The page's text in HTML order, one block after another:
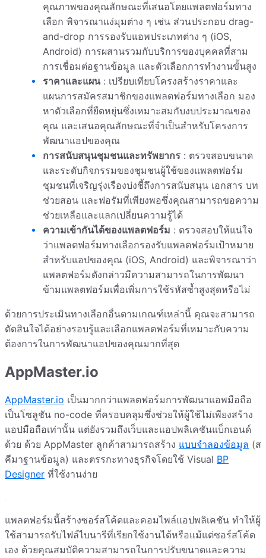
คุณภาพของคุณลักษณะที่เสนอโดยแพลตฟอร์มทาง
เลือก พิจารณาแง่มุมต่าง ๆ เช่น ส่วนประกอบ drag-
and-drop การรองรับแอพประเภทต่าง ๆ (iOS,
Android) การผสานรวมกับบริการของบุคคลที่สาม
การเชื่อมต่อฐานข้อมูล และตัวเลือกการทำงานขั้นสูง
ราคาและแผน: เปรียบเทียบโครงสร้างราคาและ
แผนการสมัครสมาชิกของแพลตฟอร์มทางเลือก มอง
หาตัวเลือกที่ยืดหยุ่นซึ่งเหมาะสมกับงบประมาณของ
คุณ และเสนอคุณลักษณะที่จำเป็นสำหรับโครงการ
พัฒนาแอปของคุณ
การสนับสนุนชุมชนและทรัพยากร : ตรวจสอบขนาด
และระดับกิจกรรมของชุมชนผู้ใช้ของแพลตฟอร์ม
ชุมชนที่เจริญรุ่งเรืองบ่งชี้ถึงการสนับสนุน เอกสาร บท
ช่วยสอน และฟอรัมที่เพียงพอซึ่งคุณสามารถขอความ
ช่วยเหลือและแลกเปลี่ยนความรู้ได้
ความเข้ากันได้ของแพลตฟอร์ม : ตรวจสอบให้แน่ใจ
ว่าแพลตฟอร์มทางเลือกรองรับแพลตฟอร์มเป้าหมาย
สำหรับแอปของคุณ (iOS, Android) และพิจารณาว่า
แพลตฟอร์มดังกล่าวมีความสามารถในการพัฒนา
ข้ามแพลตฟอร์มเพื่อเพิ่มการใช้รหัสซ้ำสูงสุดหรือไม่
ด้วยการประเมินทางเลือกอื่นตามเกณฑ์เหล่านี้ คุณจะสามารถ
ตัดสินใจได้อย่างรอบรู้และเลือกแพลตฟอร์มที่เหมาะกับความ
ต้องการในการพัฒนาแอปของคุณมากที่สุด
AppMaster.io
AppMaster.io เป็นมากกว่าแพลตฟอร์มการพัฒนาแอพมือถือ
เป็นโซลูชัน no-code ที่ครอบคลุมซึ่งช่วยให้ผู้ใช้ไม่เพียงสร้าง
แอปมือถือเท่านั้น แต่ยังรวมถึงเว็บและแอปพลิเคชันแบ็กเอนด์
ด้วย ด้วย AppMaster ลูกค้าสามารถสร้าง แบบจำลองข้อมูล (ส
คีมาฐานข้อมูล) และตรรกะทางธุรกิจโดยใช้ Visual BP
Designer ที่ใช้งานง่าย
แพลตฟอร์มนี้สร้างซอร์สโค้ดและคอมไพล์แอปพลิเคชัน ทำให้ผู้
ใช้สามารถรับไฟล์ไบนารีที่เรียกใช้งานได้หรือแม้แต่ซอร์สโค้ด
เอง ด้วยคุณสมบัติความสามารถในการปรับขนาดและความ